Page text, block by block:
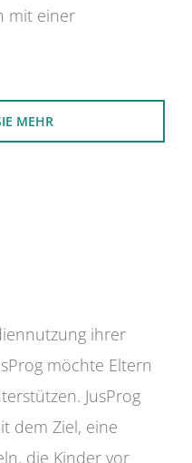
mit einer
MEHR
ihrer
möchte Eltern
JusProg
dem Ziel, eine
die Kinder vor